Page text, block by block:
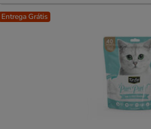
Entrega Grátis